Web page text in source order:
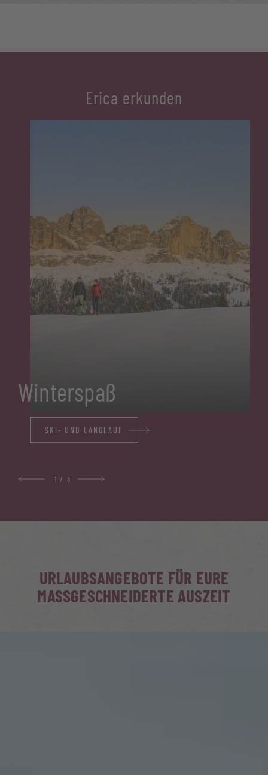
Erica erkunden
Winterspaß
SKI- UND LANGLAUF
1 / 3
URLAUBSANGEBOTE FÜR EURE
MASSGESCHNEIDERTE AUSZEIT